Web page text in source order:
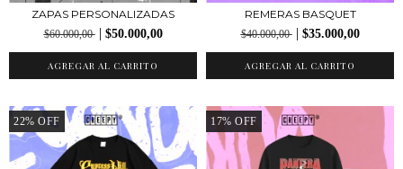
ZAPAS PERSONALIZADAS
$60.000,00 $50.000,00
REMERAS BASQUET
$40.000,00 $35.000,00
22% OFF 17% OFF